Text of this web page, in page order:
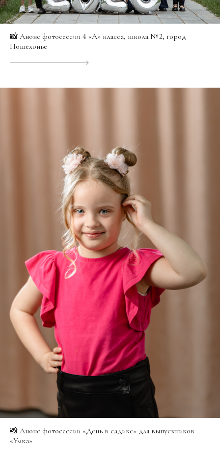
📸 Анонс фотосессии 4 «А» класса, школа № 2, город
Пошехонье
📸 Анонс фотосессии «День в садике» для выпускников
«Умка»